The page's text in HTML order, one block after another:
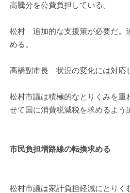
高騰分を公費負担している。
松村 追加的な支援策が必要だ。
める。
高橋副市長 状況の変化には対応
松村市議は積極的なとりくみを重
せて国に消費税減税を求めるよう
市民負担増路線の転換求める
松村市議は家計負担軽減にとりく